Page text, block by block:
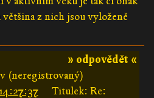
většina z nich jsou vyloženě
» odpovědět «
(neregistrovaný)
Titulek: Re: